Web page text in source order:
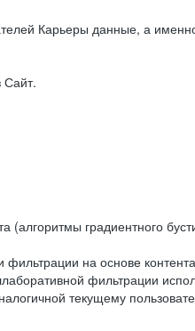
Карьеры данные, а
Сайт.
градиентного
на основе
фильтрации
текущему